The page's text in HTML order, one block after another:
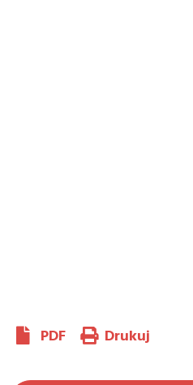
PDF Drukuj